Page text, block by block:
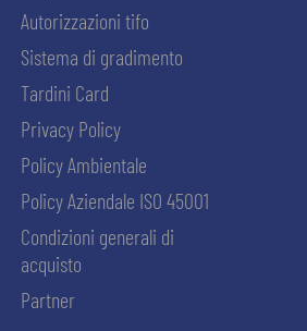
Autorizzazioni tifo
Sistema di gradimento
Tardini Card
Privacy Policy
Policy Ambientale
Policy Aziendale ISO 45001
Condizioni generali di
acquisto
Partner